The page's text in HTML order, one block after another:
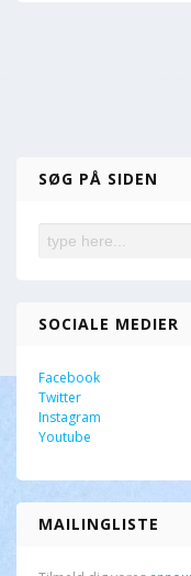
SØG PÅ SIDEN
SOCIALE MEDIER
Facebook
Twitter
Instagram
Youtube
MAILINGLISTE